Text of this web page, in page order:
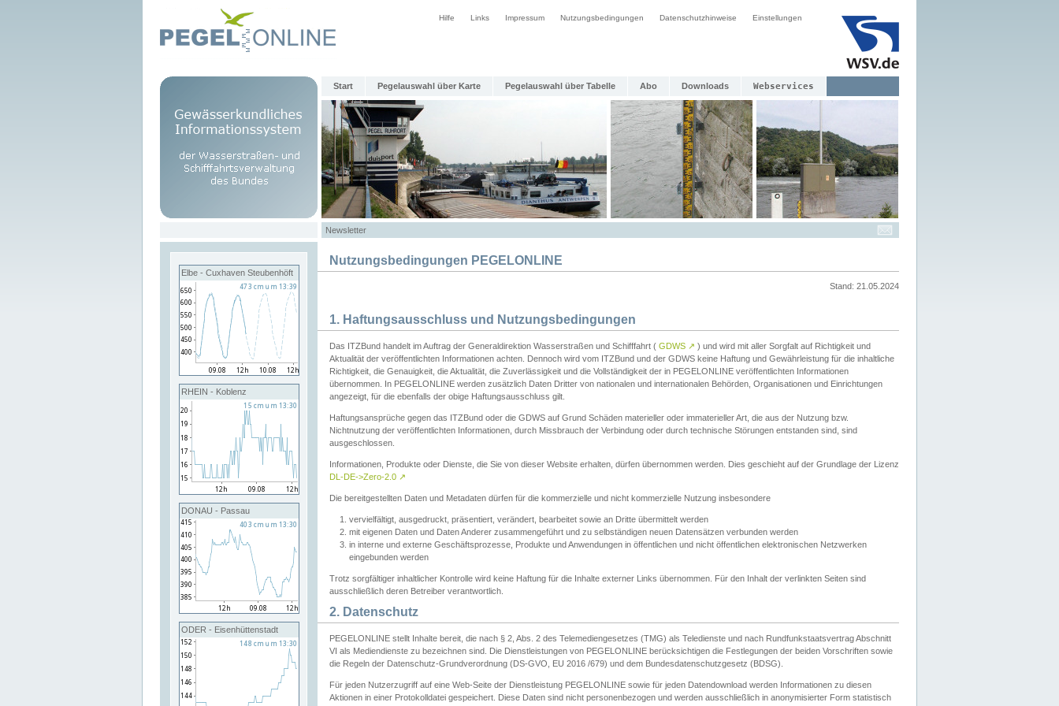
Hilfe Links Impressum Nutzungsbedingungen Datenschutzhinweise Einstellungen
Start Pegelauswahl über Karte Pegelauswahl über Tabelle Abo Downloads Webservices
Newsletter
Elbe - Cuxhaven Steubenhöft
RHEIN - Koblenz
DONAU - Passau
ODER - Eisenhüttenstadt
Nutzungsbedingungen PEGELONLINE
Stand: 21.05.2024
1. Haftungsausschluss und Nutzungsbedingungen
Das ITZBund handelt im Auftrag der Generaldirektion Wasserstraßen und Schifffahrt ( GDWS ↗ ) und wird mit aller Sorgfalt auf Richtigkeit und
Aktualität der veröffentlichten Informationen achten. Dennoch wird vom ITZBund und der GDWS keine Haftung und Gewährleistung für die inhaltliche
Richtigkeit, die Genauigkeit, die Aktualität, die Zuverlässigkeit und die Vollständigkeit der in PEGELONLINE veröffentlichten Informationen
übernommen. In PEGELONLINE werden zusätzlich Daten Dritter von nationalen und internationalen Behörden, Organisationen und Einrichtungen
angezeigt, für die ebenfalls der obige Haftungsausschluss gilt.
Haftungsansprüche gegen das ITZBund oder die GDWS auf Grund Schäden materieller oder immaterieller Art, die aus der Nutzung bzw.
Nichtnutzung der veröffentlichten Informationen, durch Missbrauch der Verbindung oder durch technische Störungen entstanden sind, sind
ausgeschlossen.
Informationen, Produkte oder Dienste, die Sie von dieser Website erhalten, dürfen übernommen werden. Dies geschieht auf der Grundlage der Lizenz
DL-DE->Zero-2.0 ↗
Die bereitgestellten Daten und Metadaten dürfen für die kommerzielle und nicht kommerzielle Nutzung insbesondere
vervielfältigt, ausgedruckt, präsentiert, verändert, bearbeitet sowie an Dritte übermittelt werden
mit eigenen Daten und Daten Anderer zusammengeführt und zu selbständigen neuen Datensätzen verbunden werden
in interne und externe Geschäftsprozesse, Produkte und Anwendungen in öffentlichen und nicht öffentlichen elektronischen Netzwerken
eingebunden werden
Trotz sorgfältiger inhaltlicher Kontrolle wird keine Haftung für die Inhalte externer Links übernommen. Für den Inhalt der verlinkten Seiten sind
ausschließlich deren Betreiber verantwortlich.
2. Datenschutz
PEGELONLINE stellt Inhalte bereit, die nach § 2, Abs. 2 des Telemediengesetzes (TMG) als Teledienste und nach Rundfunkstaatsvertrag Abschnitt
VI als Mediendienste zu bezeichnen sind. Die Dienstleistungen von PEGELONLINE berücksichtigen die Festlegungen der beiden Vorschriften sowie
die Regeln der Datenschutz-Grundverordnung (DS-GVO, EU 2016 /679) und dem Bundesdatenschutzgesetz (BDSG).
Für jeden Nutzerzugriff auf eine Web-Seite der Dienstleistung PEGELONLINE sowie für jeden Datendownload werden Informationen zu diesen
Aktionen in einer Protokolldatei gespeichert. Diese Daten sind nicht personenbezogen und werden ausschließlich in anonymisierter Form statistisch